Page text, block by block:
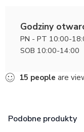
Godziny
PN - PT 10:00-
SOB 10:00-14:00
15 people are
Podobne produkty